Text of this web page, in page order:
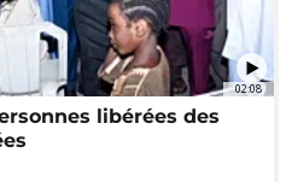
02:08
libérées des